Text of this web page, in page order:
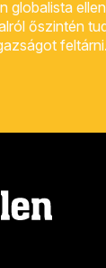
globalista
őszintén
feltárni.